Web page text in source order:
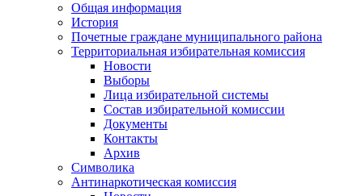
Общая информация
История
Почетные граждане муниципального района
Территориальная избирательная комиссия
Новости
Выборы
Лица избирательной системы
Состав избирательной комиссии
Документы
Контакты
Архив
Символика
Антинаркотическая комиссия